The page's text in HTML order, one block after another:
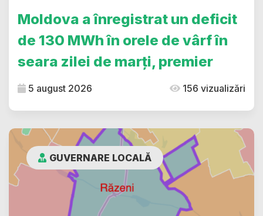
Moldova a înregistrat un deficit
de 130 MWh în orele de vârf în
seara zilei de marți, premier
5 august 2026 156 vizualizări
GUVERNARE LOCALĂ